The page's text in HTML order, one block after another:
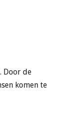
Door de
komen te